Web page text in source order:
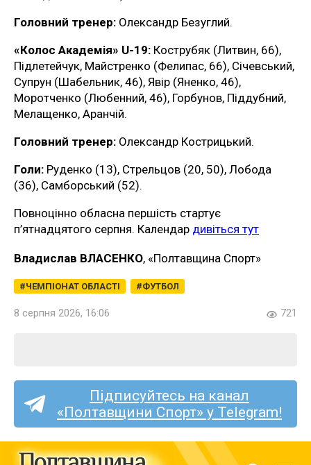
Головний тренер: Олександр Безуглий.
«Колос Академія» U-19: Кострубяк (Литвин, 66),
Підлетейчук, Майстренко (Фелипас, 66), Січевський,
Супрун (Шабельник, 46), Явір (Яненко, 46),
Моротченко (Любенний, 46), Горбунов, Піддубний,
Мелащенко, Аранчій.
Головний тренер: Олександр Кострицький.
Голи: Руденко (13), Стрельцов (20, 50), Лобода
(36), Самборський (52).
Повноцінно обласна першість стартує
п’ятнадцятого серпня. Календар дивіться тут
Владислав ВЛАСЕНКО, «Полтавщина Спорт»
ЧЕМПІОНАТ ОБЛАСТІ ФУТБОЛ
8 серпня 2026, 16:06 721
Підписуйтесь на канал
«Полтавщини Спорт» у Telegram!